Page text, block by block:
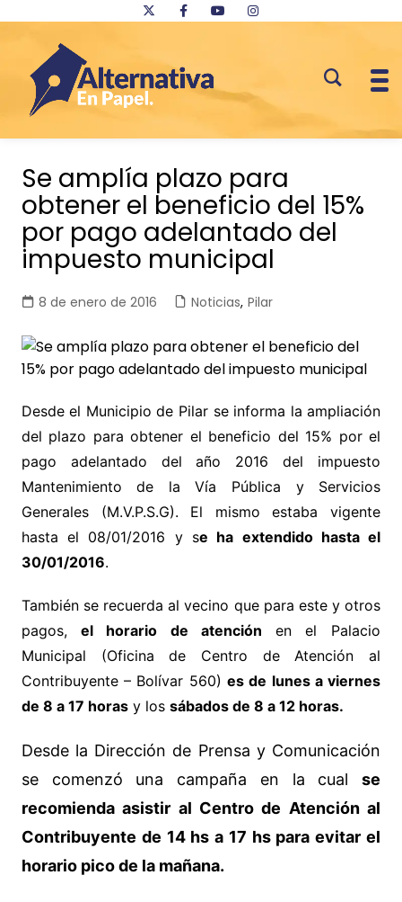
contenido
Se amplía plazo para
obtener el beneficio del 15%
por pago adelantado del
impuesto municipal
8 de enero de 2016 Noticias, Pilar
Desde el Municipio de Pilar se informa la ampliación
del plazo para obtener el beneficio del 15% por el
pago adelantado del año 2016 del impuesto
Mantenimiento de la Vía Pública y Servicios
Generales (M.V.P.S.G). El mismo estaba vigente
hasta el 08/01/2016 y se ha extendido hasta el
30/01/2016.
También se recuerda al vecino que para este y otros
pagos,el horario de atención en el Palacio
Municipal (Oficina de Centro de Atención al
Contribuyente – Bolívar 560) es de lunes a viernes
de 8 a 17 horasy los sábados de 8 a 12 horas.
Desde la Dirección de Prensa y Comunicación
se comenzó una campaña en la cualse
recomienda asistir al Centro de Atención al
Contribuyente de 14 hs a 17 hs para evitar el
horario pico de la mañana.